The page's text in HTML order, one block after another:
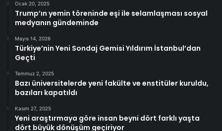
Ocak 20, 2025
Trump’ın yemin töreninde eşi ile selamlaşması sosyal
medyanın gündeminde
Mayıs 14, 2026
Türkiye’nin Yeni Sondaj Gemisi Yıldırım İstanbul’dan
Geçti
Temmuz 2, 2025
Bazı üniversitelerde yeni fakülte ve enstitüler kuruldu,
bazıları kapatıldı
Kasım 27, 2025
Yeni araştırmaya göre insan beyni dört farklı yaşta
dört büyük dönüşüm geçiriyor